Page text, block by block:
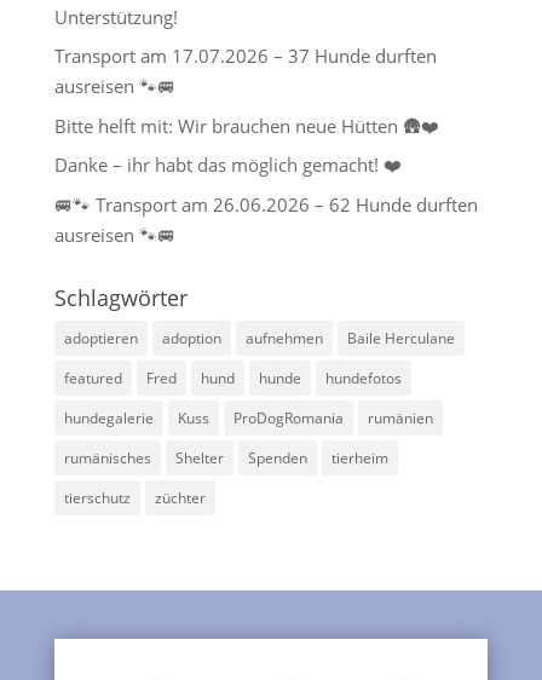
Unterstützung!
Transport am 17.07.2026 – 37 Hunde durften
ausreisen 🐾🚐
Bitte helft mit: Wir brauchen neue Hütten 🛖❤️
Danke – ihr habt das möglich gemacht! ❤️
🚐🐾 Transport am 26.06.2026 – 62 Hunde durften
ausreisen 🐾🚐
Schlagwörter
adoptieren adoption aufnehmen
Baile Herculane
featured
Fred hund hunde
hundefotos
hundegalerie
Kuss ProDogRomania
rumänien
rumänisches
Shelter Spenden
tierheim
tierschutz
züchter